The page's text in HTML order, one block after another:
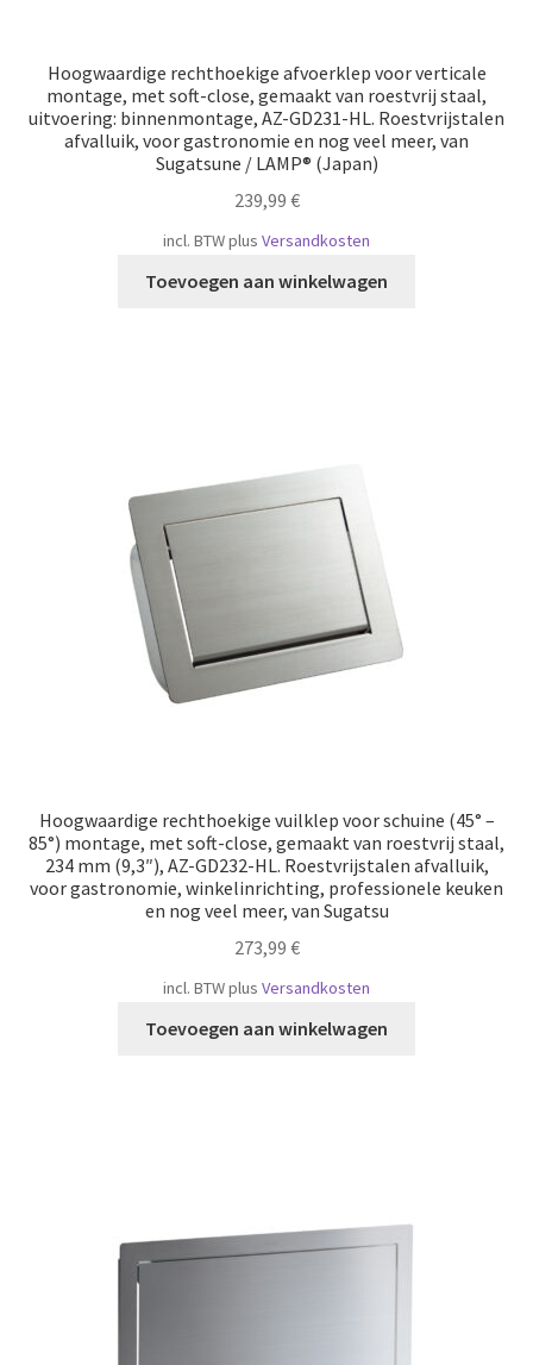
Hoogwaardige rechthoekige afvoerklep voor verticale
montage, met soft-close, gemaakt van roestvrij staal,
uitvoering: binnenmontage, AZ-GD231-HL. Roestvrijstalen
afvalluik, voor gastronomie en nog veel meer, van
Sugatsune / LAMP® (Japan)
239,99 €
incl. BTWplus Versandkosten
Toevoegen aan winkelwagen
Hoogwaardige rechthoekige vuilklep voor schuine (45° –
85°) montage, met soft-close, gemaakt van roestvrij staal,
234 mm (9,3″), AZ-GD232-HL. Roestvrijstalen afvalluik,
voor gastronomie, winkelinrichting, professionele keuken
en nog veel meer, van Sugatsu
273,99 €
incl. BTWplus Versandkosten
Toevoegen aan winkelwagen